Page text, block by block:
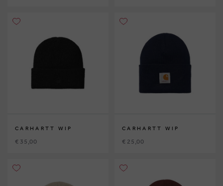
CARHARTT WIP
€ 35,00
CARHARTT WIP
€ 25,00